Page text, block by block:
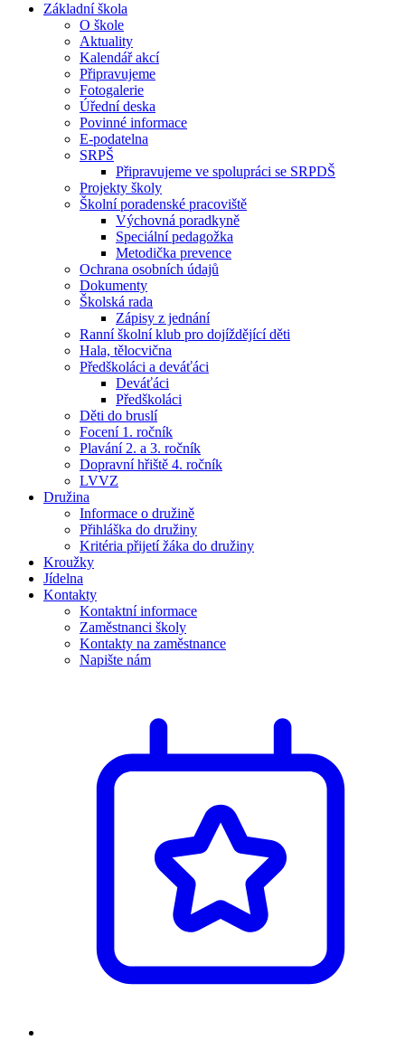
Základní škola
O škole
Aktuality
Kalendář akcí
Připravujeme
Fotogalerie
Úřední deska
Povinné informace
E-podatelna
SRPŠ
Připravujeme ve spolupráci se SRPDŠ
Projekty školy
Školní poradenské pracoviště
Výchovná poradkyně
Speciální pedagožka
Metodička prevence
Ochrana osobních údajů
Dokumenty
Školská rada
Zápisy z jednání
Ranní školní klub pro dojíždějící děti
Hala, tělocvična
Předškoláci a deváťáci
Deváťáci
Předškoláci
Děti do bruslí
Focení 1. ročník
Plavání 2. a 3. ročník
Dopravní hřiště 4. ročník
LVVZ
Družina
Informace o družině
Přihláška do družiny
Kritéria přijetí žáka do družiny
Kroužky
Jídelna
Kontakty
Kontaktní informace
Zaměstnanci školy
Kontakty na zaměstnance
Napište nám